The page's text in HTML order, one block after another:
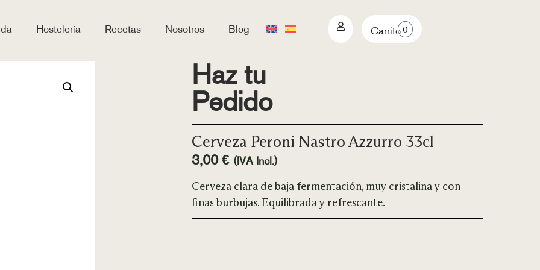
Hostelería Recetas Nosotros Blog Carrito0
Haz tu
Pedido
Cerveza Peroni Nastro Azzurro 33cl
3,00€ (IVA Incl.)
Cerveza clara de baja fermentación, muy cristalina y con
finas burbujas. Equilibrada y refrescante.